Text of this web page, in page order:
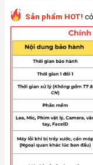
Sản phẩm HOT!